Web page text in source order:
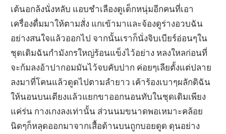
เต้นอกล้งนั่งหลับ แอบชำเลืองดูเด็กหนุ่มอีกคนที่เอา
เครื่องดื่มมาให้ตามสั่ง แกเข้ามาและจ้องดูร่างอวบฉัน
อย่างสนใจแล้วออกไป จากนั้นเราก็นั่งจิบเบียร์อ่อนๆใน
ชุดเดิมฉันกำมังกรใหญ่ร้อนแข็งไว้อย่าง หลงใหลก่อนที่
จะก้มลงอ้าปากอมมันไว้จบคับปาก ค่อยๆเลียตั้งแต่ปลาย
ลงมาที่โคนแล้วดูดไปตามลำยาว เค้าร้องเบาๆผลักดิฉัน
ให้นอนบนเตียงแล้วแยกขาออกนอนทับในชุดเดิมเพียง
แค่ร่น กางเกงลงเท่านั้น ส่วนนมขนาดพอเหมาะคล้อย
นิดๆก็หลุดออกมาจากเสื้อด้านบนถูกบอยดูด ดุนอย่าง